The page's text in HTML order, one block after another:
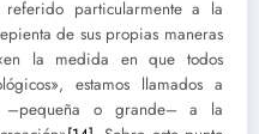
particularmente a la
de sus propias maneras
la medida en que todos
estamos llamados a
–pequeña o grande– a la